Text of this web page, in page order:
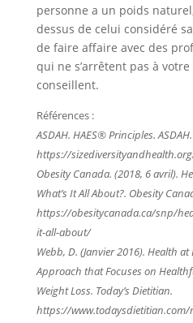
personne a un poids
dessus de celui considéré
de faire affaire avec des
qui ne s’arrêtent pas à
conseillent.
Références :
ASDAH. HAES® Principles. ASDAH.
https://
Obesity Canada. (2018, 6 avril).
What’s It All About?. Obesity
https://obesitycanada.ca/snp/
it-all-about/
Webb, D. (Janvier 2016). Health at
Approach that Focuses on
Weight Loss. Today’s Dietitian.
https://